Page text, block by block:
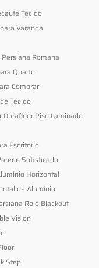
Tecido
Varanda
Persiana Romana
Quarto
Comprar
Tecido
Durafloor Piso Laminado
Escritorio
Sofisticado
Horizontal
de Alumínio
Rolo Blackout
Vision
Step